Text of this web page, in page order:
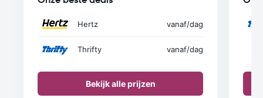
Hertz vanaf/dag
Thrifty vanaf/dag
Bekijk alle prijzen